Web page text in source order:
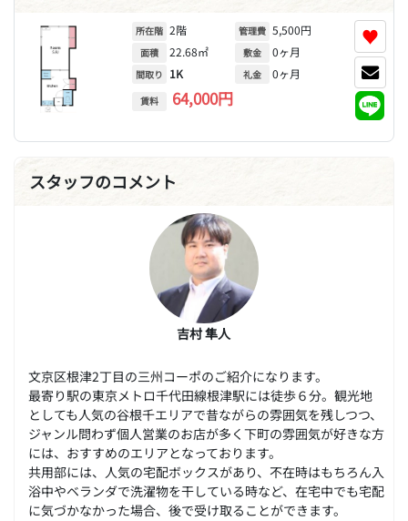
所在階 2階
面積 22.68㎡
間取り 1K
賃料 64,000円
管理費 5,500円
敷金 0ヶ月
礼金 0ヶ月
♥
スタッフのコメント
吉村 隼人
文京区根津2丁目の三州コーポのご紹介になります。
最寄り駅の東京メトロ千代田線根津駅には徒歩６分。観光地
としても人気の谷根千エリアで昔ながらの雰囲気を残しつつ、
ジャンル問わず個人営業のお店が多く下町の雰囲気が好きな方
には、おすすめのエリアとなっております。
共用部には、人気の宅配ボックスがあり、不在時はもちろん入
浴中やベランダで洗濯物を干している時など、在宅中でも宅配
に気づかなかった場合、後で受け取ることができます。